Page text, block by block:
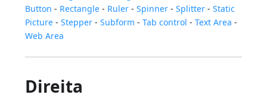
Button - Rectangle - Ruler -Spinner -Splitter -Static
Picture -Stepper -Subform -Tab control -Text Area -
Web Area
Direita